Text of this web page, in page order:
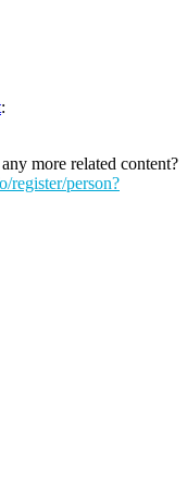
:
more related content?
register/person?